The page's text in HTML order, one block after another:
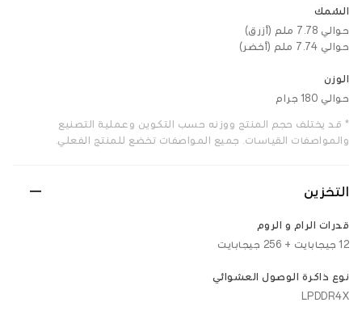
السُمك
حوالي 7.78 ملم (أزرق)
حوالي 7.74 ملم (أخضر)
الوزن
حوالي 180 جرام
* قد يختلف حجم المنتج ووزنه حسب التكوين وعملية التصنيع
والمواصفات القياسات. جميع المواصفات تخضع للمنتج الفعلي.
التخزين
قدرات الرام و الروم
12 جيجابايت + 256 جيجابايت
نوع ذاكرة الوصول العشوائي
LPDDR4X